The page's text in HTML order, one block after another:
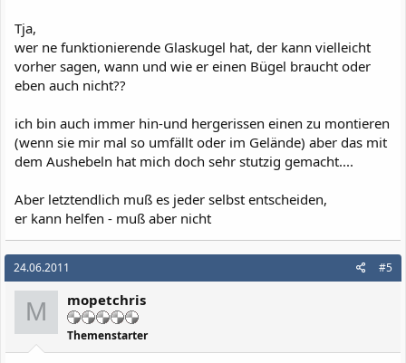
Tja,
wer ne funktionierende Glaskugel hat, der kann vielleicht
vorher sagen, wann und wie er einen Bügel braucht oder
eben auch nicht??
ich bin auch immer hin-und hergerissen einen zu montieren
(wenn sie mir mal so umfällt oder im Gelände) aber das mit
dem Aushebeln hat mich doch sehr stutzig gemacht....
Aber letztendlich muß es jeder selbst entscheiden,
er kann helfen - muß aber nicht
24.06.2011 #5
M mopetchris
Themenstarter